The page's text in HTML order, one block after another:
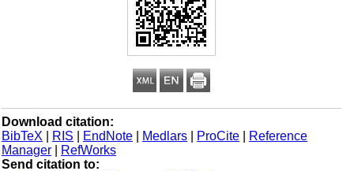
Download citation:
BibTeX
| RIS |EndNote |Medlars |ProCite |Reference
Manager
|RefWorks
Send citation to: